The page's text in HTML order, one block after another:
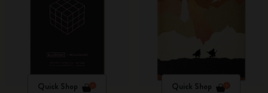
Quick Shop Quick Shop